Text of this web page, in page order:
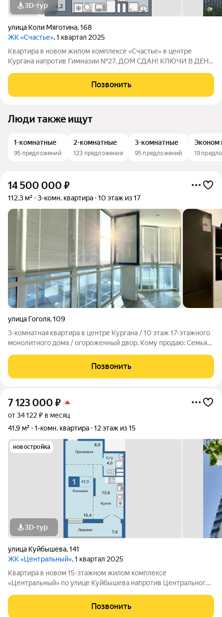
3D-тур
улица Коли Мяготина,168
ЖК «Счастье», 1 квартал 2025
Квартира в новом жилом комплексе «Счастье» в центре
Кургана напротив Гимназии №27. ДОМ СДАН! КЛЮЧИ В ДЕНЬ
ПРОДАЖА НАПРЯМУЮ ОТ ЗАСТРОЙЩИКА СК АТЛАНТ. 12
ЛЕТ НА РЫНКЕ НЕДВИЖИМОСТИ КУРГАНА. Дом
Позвонить
Люди также ищут
1-комнатные
95 предложений
2-комнатные
123 предложения
3-комнатные
95 предложений
Эконом
19
14 500 000 ₽
112,3 м² 3-комн. квартира 10 этаж из 17
улица Гоголя,109
3-комнатная квартира в центре Кургана / 10 этаж 17-этажного
монолитного дома / огороженный двор. Кому продаю: Семьям,
полной безопасности. Друзья, честно: я объездила полгорода,
такой
Позвонить
7 123 000 ₽
от 34 122 ₽ в месяц
41,9 м²
1-комн. квартира 12 этаж из 15
новостройка
3D-тур
улица Куйбышева,141
ЖК «Центральный», 1 квартал 2025
Квартира в новом 15-этажном жилом комплексе
«Центральный» по улице Куйбышева напротив Центрального
ДЛЯ ВСЕХ 12% СЕМЕЙНАЯ ИПОТЕКА 3,5% ПРОДАЖА
НАПРЯМУЮ ОТ ЗАСТРОЙЩИКА СК АТЛАНТ. 12 ЛЕТ НА
Позвонить